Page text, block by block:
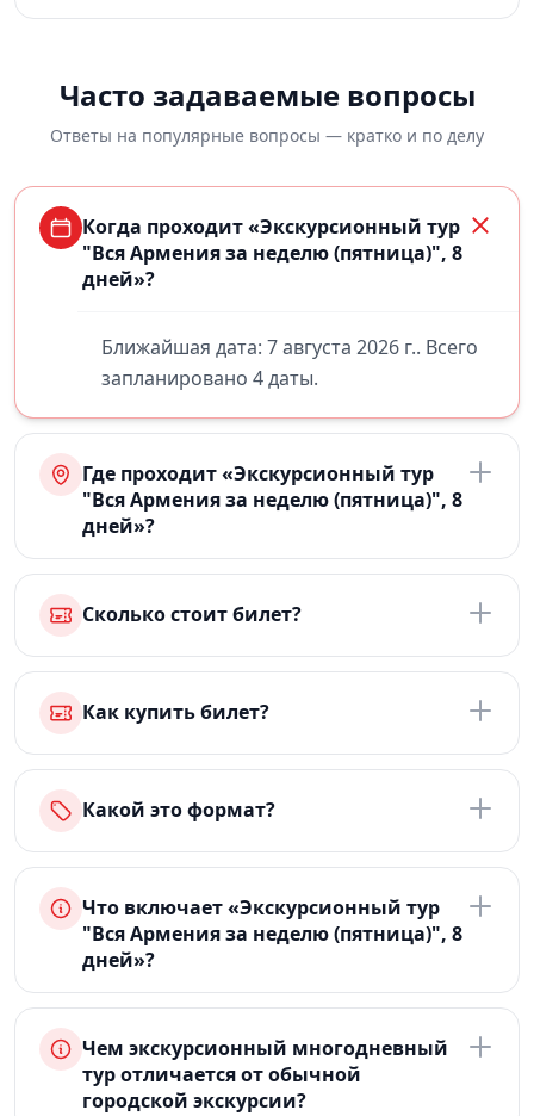
Часто задаваемые вопросы
Ответы на популярные вопросы — кратко и по делу
Когда проходит «Экскурсионный тур
"Вся Армения за неделю (пятница)", 8
дней»?
Ближайшая дата: 7 августа 2026 г.. Всего
запланировано 4 даты.
Где проходит «Экскурсионный тур
"Вся Армения за неделю (пятница)", 8
дней»?
Сколько стоит билет?
Как купить билет?
Какой это формат?
Что включает «Экскурсионный тур
"Вся Армения за неделю (пятница)", 8
дней»?
Чем экскурсионный многодневный
тур отличается от обычной
городской экскурсии?